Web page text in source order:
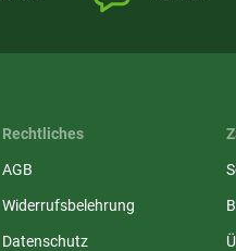
Rechtliches
AGB
Widerrufsbelehrung
Datenschutz